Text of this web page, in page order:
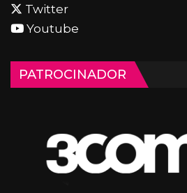
Twitter
Youtube
PATROCINADOR